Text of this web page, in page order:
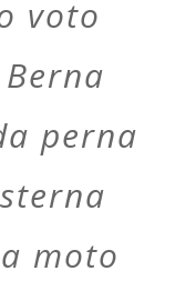
voto
perna
moto